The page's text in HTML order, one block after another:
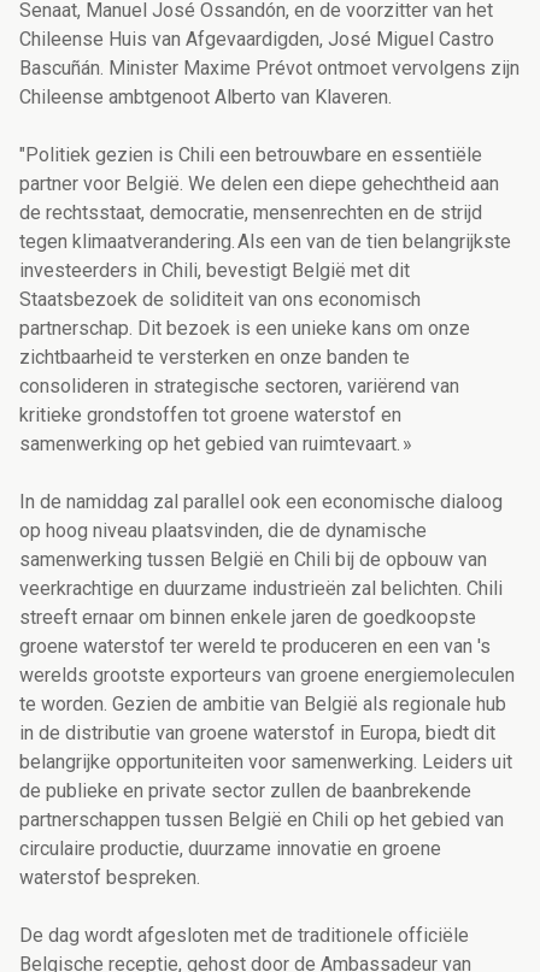
Senaat, Manuel José Ossandón, en de voorzitter van het
Chileense Huis van Afgevaardigden, José Miguel Castro
Bascuñán. Minister Maxime Prévot ontmoet vervolgens zijn
Chileense ambtgenoot Alberto van Klaveren.
"Politiek gezien is Chili een betrouwbare en essentiële
partner voor België. We delen een diepe gehechtheid aan
de rechtsstaat, democratie, mensenrechten en de strijd
tegen klimaatverandering. Als een van de tien belangrijkste
investeerders in Chili, bevestigt België met dit
Staatsbezoek de soliditeit van ons economisch
partnerschap. Dit bezoek is een unieke kans om onze
zichtbaarheid te versterken en onze banden te
consolideren in strategische sectoren, variërend van
kritieke grondstoffen tot groene waterstof en
samenwerking op het gebied van ruimtevaart. »
In de namiddag zal parallel ook een economische dialoog
op hoog niveau plaatsvinden, die de dynamische
samenwerking tussen België en Chili bij de opbouw van
veerkrachtige en duurzame industrieën zal belichten. Chili
streeft ernaar om binnen enkele jaren de goedkoopste
groene waterstof ter wereld te produceren en een van 's
werelds grootste exporteurs van groene energiemoleculen
te worden. Gezien de ambitie van België als regionale hub
in de distributie van groene waterstof in Europa, biedt dit
belangrijke opportuniteiten voor samenwerking. Leiders uit
de publieke en private sector zullen de baanbrekende
partnerschappen tussen België en Chili op het gebied van
circulaire productie, duurzame innovatie en groene
waterstof bespreken.
De dag wordt afgesloten met de traditionele officiële
Belgische receptie, gehost door de Ambassadeur van